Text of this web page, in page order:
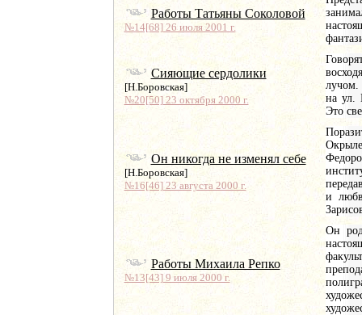
Работы Татьяны Соколовой
№14[68] 26 июля 2001 г.
Сияющие сердолики
[Н.Боровская]
№20[50] 23 октября 2000 г.
лучом.
на ул.
Это
Он никогда не изменял себе
[Н.Боровская]
№16[46] 23 августа 2000 г.
и
Работы Михаила Репко
№13[43] 9 июля 2000 г.
Он